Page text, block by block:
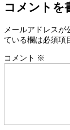
コメントを
メールアドレスが
ている欄は必須項
コメント ※